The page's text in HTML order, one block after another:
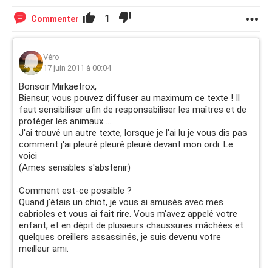
Commenter 1
Véro
17 juin 2011 à 00:04
Bonsoir Mirkaetrox,
Biensur, vous pouvez diffuser au maximum ce texte ! Il
faut sensibiliser afin de responsabiliser les maîtres et de
protéger les animaux ...
J'ai trouvé un autre texte, lorsque je l'ai lu je vous dis pas
comment j'ai pleuré pleuré pleuré devant mon ordi. Le
voici
(Ames sensibles s'abstenir)
Comment est-ce possible ?
Quand j'étais un chiot, je vous ai amusés avec mes
cabrioles et vous ai fait rire. Vous m'avez appelé votre
enfant, et en dépit de plusieurs chaussures mâchées et
quelques oreillers assassinés, je suis devenu votre
meilleur ami.